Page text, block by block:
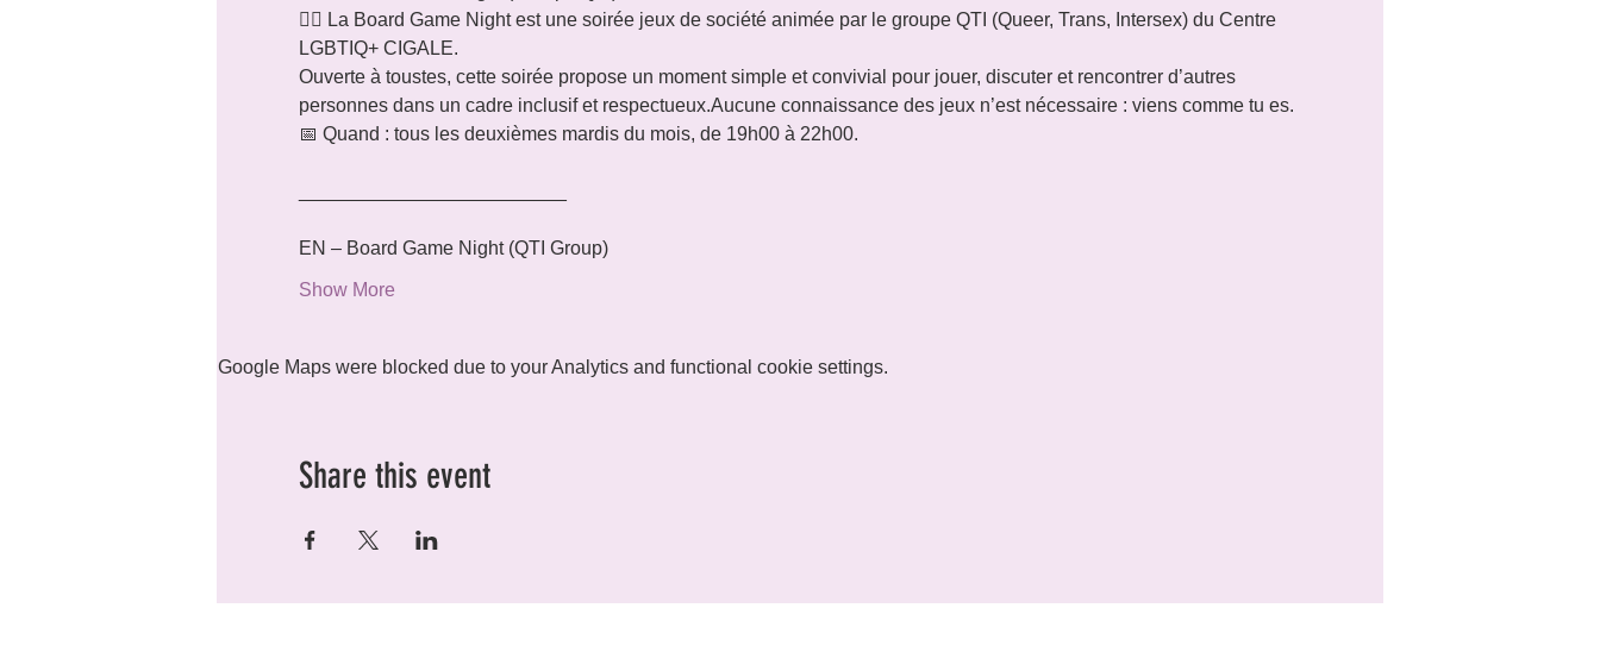
🏳️‍🌈 La Board Game Night est une soirée jeux de société animée par le groupe QTI (Queer, Trans, Intersex) du Centre
LGBTIQ+ CIGALE.
Ouverte à toustes, cette soirée propose un moment simple et convivial pour jouer, discuter et rencontrer d’autres
personnes dans un cadre inclusif et respectueux.Aucune connaissance des jeux n’est nécessaire : viens comme tu es.
📅 Quand : tous les deuxièmes mardis du mois, de 19h00 à 22h00.
EN – Board Game Night (QTI Group)
Show More
Google Maps were blocked due to your Analytics and functional cookie settings.
Share this event